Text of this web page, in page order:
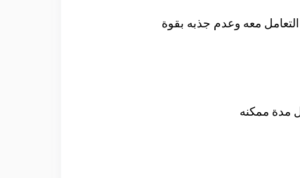
معه وعدم جذبه بقوة
مدة ممكنه